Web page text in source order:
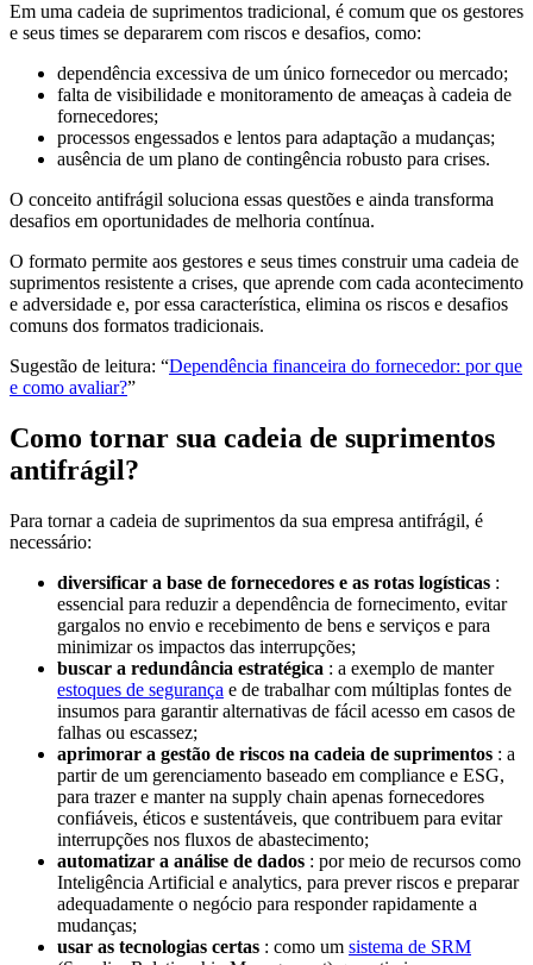
Em uma cadeia de suprimentos tradicional, é comum que os gestores
e seus times se depararem com riscos e desafios, como:
dependência excessiva de um único fornecedor ou mercado;
falta de visibilidade e monitoramento de ameaças à cadeia de
fornecedores;
processos engessados e lentos para adaptação a mudanças;
ausência de um plano de contingência robusto para crises.
O conceito antifrágil soluciona essas questões e ainda transforma
desafios em oportunidades de melhoria contínua.
O formato permite aos gestores e seus times construir uma cadeia de
suprimentos resistente a crises, que aprende com cada acontecimento
e adversidade e, por essa característica, elimina os riscos e desafios
comuns dos formatos tradicionais.
Sugestão de leitura: “Dependência financeira do fornecedor: por que
e como avaliar?”
Como tornar sua cadeia de suprimentos
antifrágil?
Para tornar a cadeia de suprimentos da sua empresa antifrágil, é
necessário:
diversificar a base de fornecedores e as rotas logísticas :
essencial para reduzir a dependência de fornecimento, evitar
gargalos no envio e recebimento de bens e serviços e para
minimizar os impactos das interrupções;
buscar a redundância estratégica : a exemplo de manter
estoques de segurança e de trabalhar com múltiplas fontes de
insumos para garantir alternativas de fácil acesso em casos de
falhas ou escassez;
aprimorar a gestão de riscos na cadeia de suprimentos : a
partir de um gerenciamento baseado em compliance e ESG,
para trazer e manter na supply chain apenas fornecedores
confiáveis, éticos e sustentáveis, que contribuem para evitar
interrupções nos fluxos de abastecimento;
automatizar a análise de dados : por meio de recursos como
Inteligência Artificial e analytics, para prever riscos e preparar
adequadamente o negócio para responder rapidamente a
mudanças;
usar as tecnologias certas : como um sistema de SRM